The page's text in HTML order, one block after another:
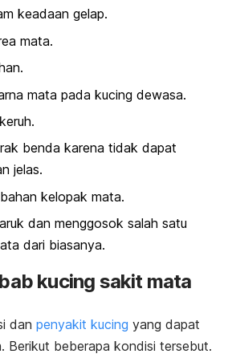
keadaan gelap.
mata.
mata pada kucing dewasa.
benda karena tidak dapat
jelas.
kelopak mata.
dan menggosok salah satu
dari biasanya.
kucing sakit mata
dan penyakit kucing yang dapat
Berikut beberapa kondisi tersebut.